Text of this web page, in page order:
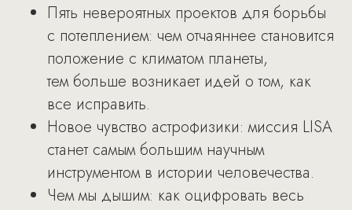
Пять невероятных проектов для борьбы
с потеплением: чем отчаяннее становится
положение с климатом планеты,
тем больше возникает идей о том, как
все исправить.
Новое чувство астрофизики: миссия LISA
станет самым большим научным
инструментом в истории человечества.
Чем мы дышим: как оцифровать весь